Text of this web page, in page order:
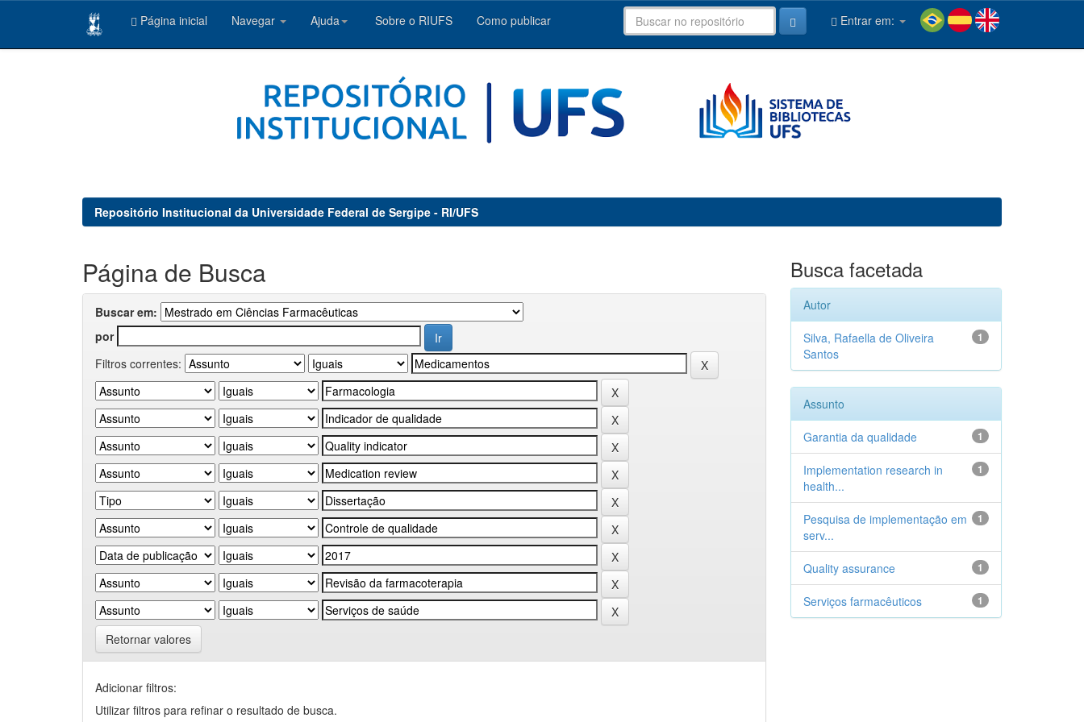
Página inicial Navegar Ajuda Sobre o RIUFS Como publicar Entrar em:
Repositório Institucional da Universidade Federal de Sergipe - RI/UFS
Página de Busca
Buscar em:
por
Filtros correntes:
Retornar valores
Adicionar filtros:
Utilizar filtros para refinar o resultado de busca.
Busca facetada
Autor
1
Silva, Rafaella de Oliveira
Santos
Assunto
1
Garantia da qualidade
1
Implementation research in
health...
1
Pesquisa de implementação em
serv...
1
Quality assurance
1
Serviços farmacêuticos